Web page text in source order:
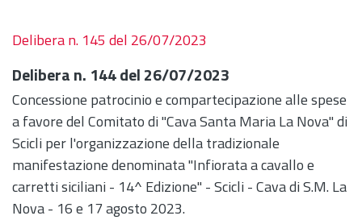
Delibera n. 145 del 26/07/2023
Delibera n. 144 del 26/07/2023
Concessione patrocinio e compartecipazione alle spese
a favore del Comitato di "Cava Santa Maria La Nova" di
Scicli per l'organizzazione della tradizionale
manifestazione denominata "Infiorata a cavallo e
carretti siciliani - 14^ Edizione" - Scicli - Cava di S.M. La
Nova - 16 e 17 agosto 2023.